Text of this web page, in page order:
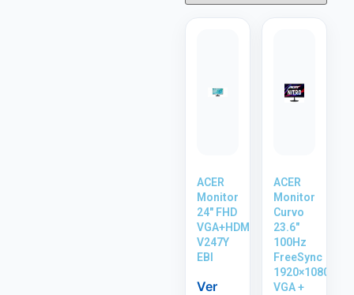
ACER
Monitor
24″ FHD
VGA+HDMI
V247Y
EBI
Ver
ACER
Monitor
Curvo
23.6″
100Hz
FreeSync
1920×1080
VGA +